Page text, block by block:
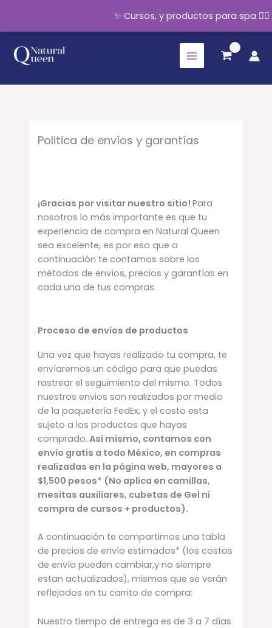
✨ Cursos, y productos para spa
contenido
Politica de envíos y garantías
¡Gracias por visitar nuestro sitio!Para
nosotros lo más importante es que tu
experiencia de compra en Natural Queen
sea excelente, es por eso que a
continuación te contamos sobre los
métodos de envíos, precios y garantías en
cada una de tus compras.
Proceso de envíos de productos
Una vez que hayas realizado tu compra, te
envíaremos un código para que puedas
rastrear el seguimiento del mismo. Todos
nuestros envios son realizados por medio
de la paquetería FedEx, y el costo esta
sujeto a los productos que hayas
comprado. Así mismo, contamos con
envío gratis a todo México, en compras
realizadas en la página web, mayores a
$1,500 pesos* (No aplica en camillas,
mesitas auxiliares, cubetas de Gel ni
compra de cursos + productos).
A continuación te compartimos una tabla
de precios de envío estimados* (los costos
de envío pueden cambiar,y no siempre
estan actualizados), mismos que se verán
reflejados en tu carrito de compra:
Nuestro tiempo de entrega es de 3 a 7 días